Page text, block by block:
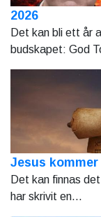
2026
Det kan bli ett år
budskapet: God
Jesus
Det kan finnas
har skrivit en...